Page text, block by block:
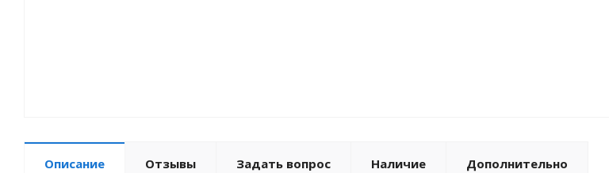
Описание Отзывы Задать вопрос Наличие Дополнительно